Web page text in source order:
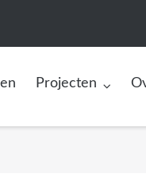
Projecten